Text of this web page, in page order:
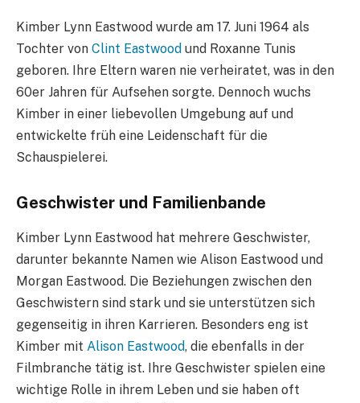
Kimber Lynn Eastwood wurde am 17. Juni 1964 als
Tochter von Clint Eastwood und Roxanne Tunis
geboren. Ihre Eltern waren nie verheiratet, was in den
60er Jahren für Aufsehen sorgte. Dennoch wuchs
Kimber in einer liebevollen Umgebung auf und
entwickelte früh eine Leidenschaft für die
Schauspielerei.
Geschwister und Familienbande
Kimber Lynn Eastwood hat mehrere Geschwister,
darunter bekannte Namen wie Alison Eastwood und
Morgan Eastwood. Die Beziehungen zwischen den
Geschwistern sind stark und sie unterstützen sich
gegenseitig in ihren Karrieren. Besonders eng ist
Kimber mit Alison Eastwood, die ebenfalls in der
Filmbranche tätig ist. Ihre Geschwister spielen eine
wichtige Rolle in ihrem Leben und sie haben oft